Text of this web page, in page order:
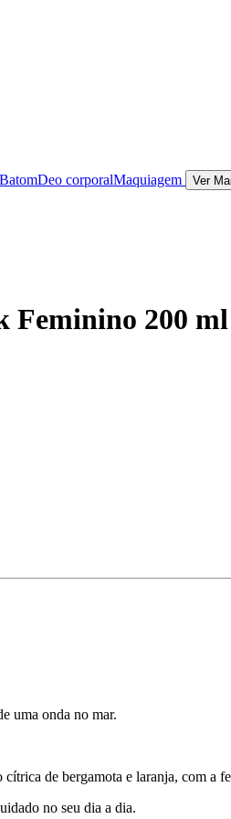
BatomDeo corporalMaquiagem Ver
Feminino 200 ml
uma onda no mar.
de bergamota e laranja, com a
no seu dia a dia.